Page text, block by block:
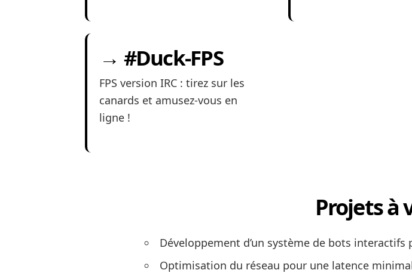
→ #Duck-FPS
FPS version IRC : tirez sur les
canards et amusez-vous en
ligne !
Projets à
Développement d’un système de bots interactifs
Optimisation du réseau pour une latence